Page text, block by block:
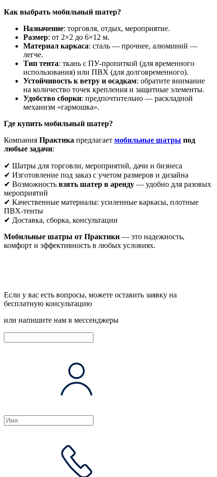
Как выбрать мобильный шатер?
Назначение: торговля, отдых, мероприятие.
Размер: от 2×2 до 6×12 м.
Материал каркаса: сталь — прочнее, алюминий —
легче.
Тип тента: ткань с ПУ-пропиткой (для временного
использования) или ПВХ (для долговременного).
Устойчивость к ветру и осадкам: обратите внимание
на количество точек крепления и защитные элементы.
Удобство сборки: предпочтительно — раскладной
механизм «гармошка».
Где купить мобильный шатер?
Компания Практика предлагает мобильные шатры под
любые задачи:
✔ Шатры для торговли, мероприятий, дачи и бизнеса
✔ Изготовление под заказ с учетом размеров и дизайна
✔ Возможность взять шатер в аренду — удобно для разовых
мероприятий
✔ Качественные материалы: усиленные каркасы, плотные
ПВХ-тенты
✔ Доставка, сборка, консультации
Мобильные шатры от Практики — это надежность,
комфорт и эффективность в любых условиях.
Если у вас есть вопросы, можете оставить заявку на
бесплатную консультацию
или напишите нам в мессенджеры